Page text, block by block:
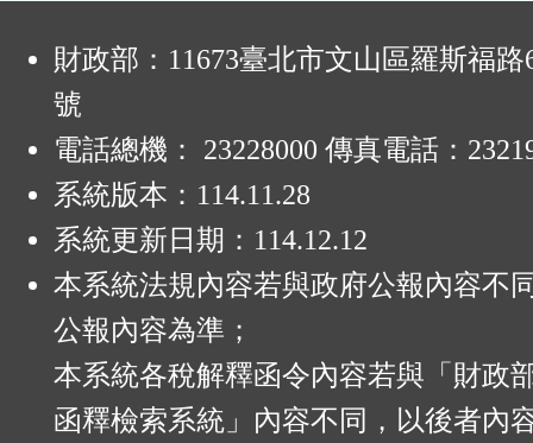
財政部：11673臺北市文山區羅斯福路
號
電話總機： 23228000 傳真電話：
系統版本： 114.11.28
系統更新日期： 114.12.12
本系統法規內容若與政府公報內容不
公報內容為準；
本系統各稅解釋函令內容若與「財政
函釋檢索系統」內容不同，以後者內